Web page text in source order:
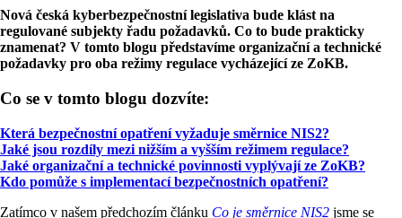
Nová česká kyberbezpečnostní legislativa bude klást na
regulované subjekty řadu požadavků. Co to bude prakticky
znamenat? V tomto blogu představíme organizační a technické
požadavky pro oba režimy regulace vycházející ze ZoKB.
Co se v tomto blogu dozvíte:
Která bezpečnostní opatření vyžaduje směrnice NIS2?
Jaké jsou rozdíly mezi nižším a vyšším režimem regulace?
Jaké organizační a technické povinnosti vyplývají ze ZoKB?
Kdo pomůže s implementací bezpečnostních opatření?
Zatímco v našem předchozím článku Co je směrnice NIS2 jsme se